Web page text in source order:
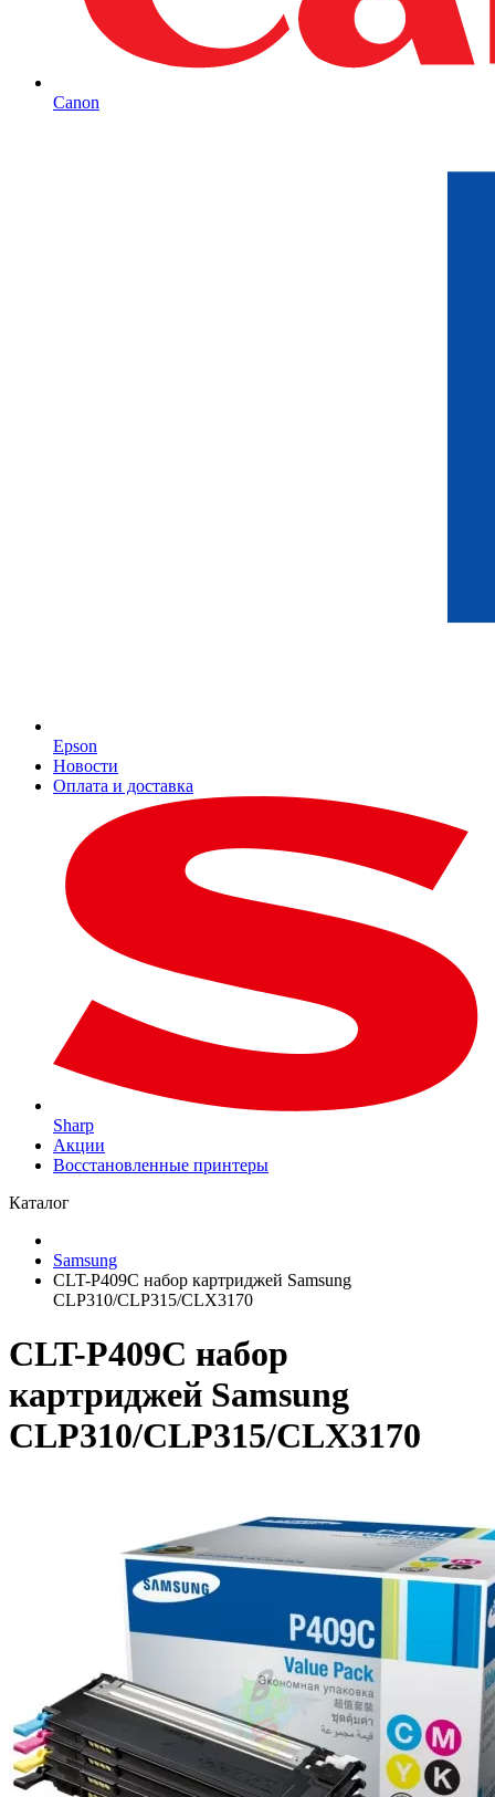
Canon
Epson
Новости
Оплата и доставка
Sharp
Акции
Восстановленные принтеры
Каталог
Samsung
CLT-P409C набор картриджей Samsung
CLP310/CLP315/CLX3170
CLT-P409C набор
картриджей Samsung
CLP310/CLP315/CLX3170